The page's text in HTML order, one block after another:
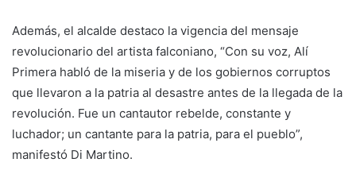
Además, el alcalde destaco la vigencia del mensaje
revolucionario del artista falconiano, “Con su voz, Alí
Primera habló de la miseria y de los gobiernos corruptos
que llevaron a la patria al desastre antes de la llegada de la
revolución. Fue un cantautor rebelde, constante y
luchador; un cantante para la patria, para el pueblo”,
manifestó Di Martino.